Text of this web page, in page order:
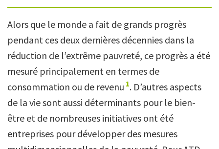
Alors que le monde a fait de grands progrès
pendant ces deux dernières décennies dans la
réduction de l’extrême pauvreté, ce progrès a été
mesuré principalement en termes de
consommation ou de revenu 1. D’autres aspects
de la vie sont aussi déterminants pour le bien-
être et de nombreuses initiatives ont été
entreprises pour développer des mesures